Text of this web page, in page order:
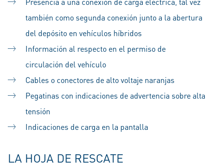
también como segunda conexión junto a la abertura
del depósito en vehículos híbridos
Información al respecto en el permiso de
circulación del vehículo
Cables o conectores de alto voltaje naranjas
Pegatinas con indicaciones de advertencia sobre alta
tensión
Indicaciones de carga en la pantalla
LA HOJA DE RESCATE